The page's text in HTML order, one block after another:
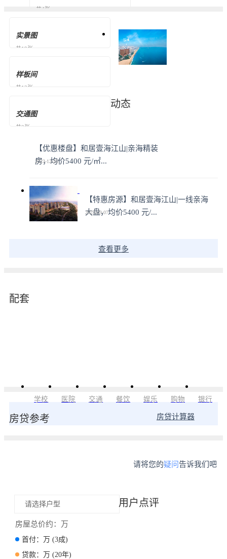
共4张
实景图
共19张
样板间
共13张
交通图
共2张
动态
【优惠楼盘】和居壹海江山|亲海精装
房，均价5400 元/㎡...
2023-12-20
【特惠房源】和居壹海江山|一线亲海
大盘，均价5400 元/...
2023-09-07
查看更多
配套
学校 医院 交通 餐饮 娱乐 购物 银行
房贷参考
请选择户型
房屋总价约： 万
首付： 万 (3成)
贷款： 万 (20年)
房贷计算器
用户点评
请将您的疑问 告诉我们吧